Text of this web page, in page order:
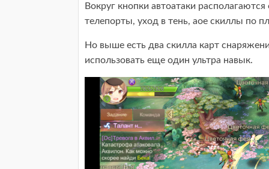
Вокруг кнопки автоатаки
телепорты, уход в тень, аое скиллы по
Но выше есть два скилла карт
использовать еще один ультра навык.